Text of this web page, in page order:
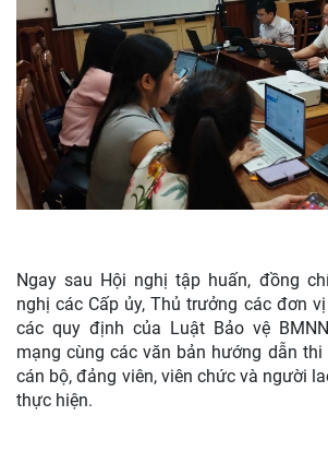
Ngay sau Hội nghị tập huấn, đồng
nghị các Cấp ủy, Thủ trưởng các đơn
các quy định của Luật Bảo vệ
mạng cùng các văn bản hướng dẫn
cán bộ, đảng viên, viên chức và người
thực hiện.